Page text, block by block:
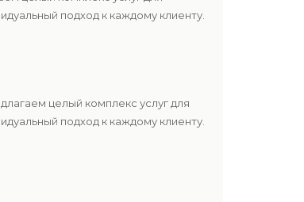
подход к каждому клиенту.
целый комплекс услуг для
подход к каждому клиенту.